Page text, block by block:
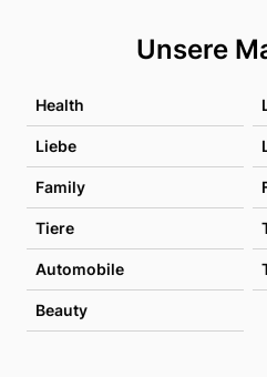
Unsere
Health
Liebe
Family
Tiere
Automobile
Beauty